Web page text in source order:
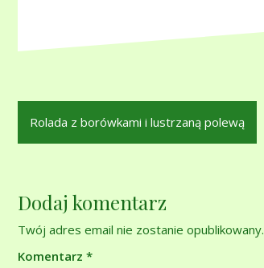
Nawigacja
wpisu
Rolada z borówkami i lustrzaną polewą
Dodaj komentarz
Twój adres email nie zostanie opublikowany.
Komentarz *